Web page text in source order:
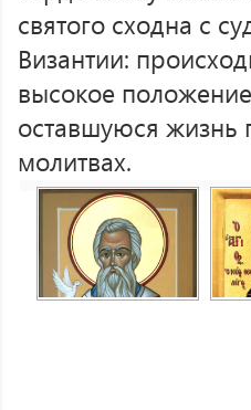
святого сходна с
Византии:
высокое
оставшуюся жизнь
молитвах.